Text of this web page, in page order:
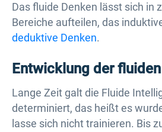
Das fluide Denken lässt sich in
Bereiche aufteilen, das
deduktive Denken.
Entwicklung der
Lange Zeit galt die Fluide
determiniert, das heißt es
lasse sich nicht trainieren. Bis